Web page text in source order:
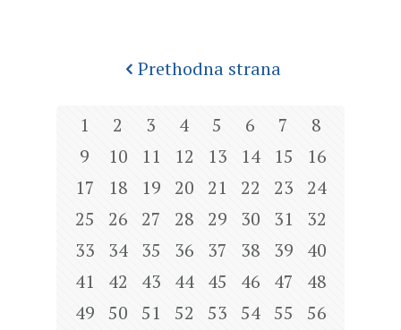
Prethodna strana
1 2 3 4 5 6 7
8
9
10 11 12 13 14 15
16
17
18 19 20 21 22 23
24
25
26 27 28 29 30 31
32
33
34 35 36 37 38 39
40
41
42 43 44 45 46 47
48
49
50 51 52 53 54 55
56